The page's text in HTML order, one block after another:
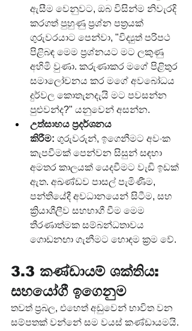
ඇසීම වෙනුවට, ඔබ විසින්ම නිවැරදි
කරගත් පුහුණු ප්‍රශ්න පත්‍රයක්
ගුරුවරයාට පෙන්වා, "විද්‍යුත් පරිපථ
පිළිබඳ මෙම ප්‍රශ්නයට මට ලකුණු
අහිමි වුණා. කරුණාකර මගේ පිළිතුර
සමාලෝචනය කර මගේ අවබෝධය
දුර්වල කොතැනදැයි මට පවසන්න
පුළුවන්ද?" යනුවෙන් අසන්න.
උත්සාහය ප්‍රදර්ශනය
කිරීම: ගුරුවරුන්, ඉගෙනීමට අවංක
කැපවීමක් පෙන්වන සිසුන් සඳහා
අමතර කාලයක් යෙදවීමට වැඩි ඉඩක්
ඇත. අඛණ්ඩව පාසල් පැමිණීම,
පන්තියේදී අවධානයෙන් සිටීම, සහ
ක්‍රියාශීලීව සහභාගී වීම මෙම
තීරණාත්මක සම්බන්ධතාවය
ගොඩනඟා ගැනීමට හොඳම ක්‍රම වේ.
3.3 කණ්ඩායම් ශක්තිය:
සහයෝගී ඉගෙනුම
තවත් ප්‍රබල, එහෙත් අඩුවෙන් භාවිත වන
සම්පතක් වන්නේ සම වයස් කණ්ඩායමයි.